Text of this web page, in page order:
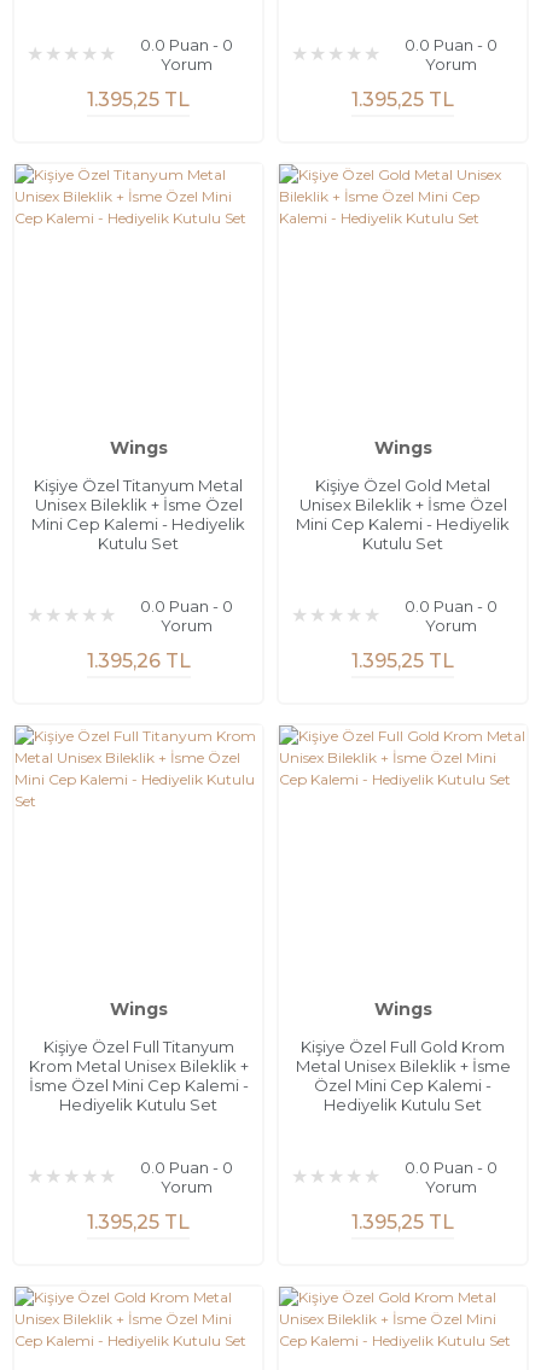
0.0 Puan - 0
Yorum
1.395,25 TL
0.0 Puan - 0
Yorum
1.395,25 TL
Wings
Kişiye Özel Titanyum Metal
Unisex Bileklik + İsme Özel
Mini Cep Kalemi - Hediyelik
Kutulu Set
0.0 Puan - 0
Yorum
1.395,26 TL
Wings
Kişiye Özel Gold Metal
Unisex Bileklik + İsme Özel
Mini Cep Kalemi - Hediyelik
Kutulu Set
0.0 Puan - 0
Yorum
1.395,25 TL
Wings
Kişiye Özel Full Titanyum
Krom Metal Unisex Bileklik +
İsme Özel Mini Cep Kalemi -
Hediyelik Kutulu Set
0.0 Puan - 0
Yorum
1.395,25 TL
Wings
Kişiye Özel Full Gold Krom
Metal Unisex Bileklik + İsme
Özel Mini Cep Kalemi -
Hediyelik Kutulu Set
0.0 Puan - 0
Yorum
1.395,25 TL